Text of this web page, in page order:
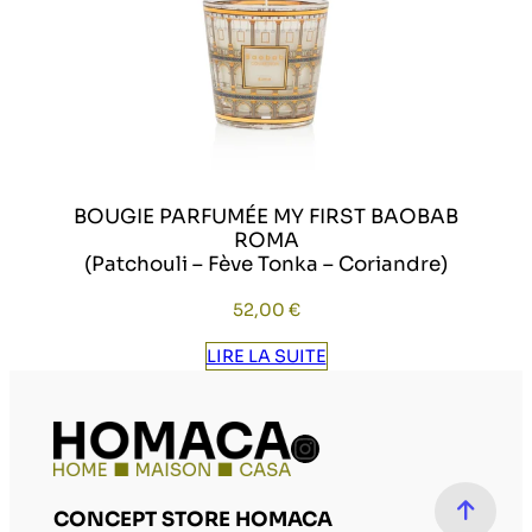
BOUGIE PARFUMÉE MY FIRST BAOBAB
ROMA
(Patchouli – Fève Tonka – Coriandre)
52,00 €
LIRE LA SUITE
Compte
CONCEPT STORE HOMACA